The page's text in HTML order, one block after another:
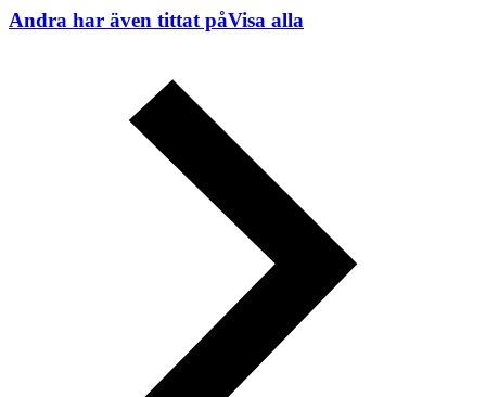
Andra har även tittat påVisa alla